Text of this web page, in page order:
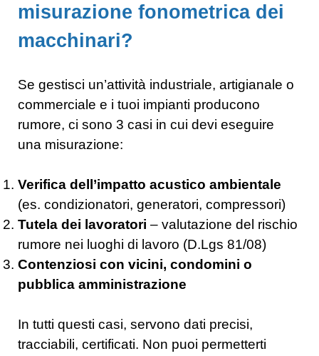
misurazione fonometrica dei
macchinari?
Se gestisci un’attività industriale, artigianale o
commerciale e i tuoi impianti producono
rumore, ci sono 3 casi in cui devi eseguire
una misurazione:
Verifica dell’impatto acustico ambientale
(es. condizionatori, generatori, compressori)
Tutela dei lavoratori – valutazione del rischio
rumore nei luoghi di lavoro (D.Lgs 81/08)
Contenziosi con vicini, condomini o
pubblica amministrazione
In tutti questi casi, servono dati precisi,
tracciabili, certificati. Non puoi permetterti